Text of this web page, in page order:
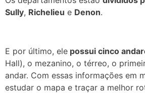
Sully, Richelieu e Denon.
E por último, ele possui cinco
Hall), o mezanino, o térreo, o
andar. Com essas informações em
estudar o mapa e traçar a melhor